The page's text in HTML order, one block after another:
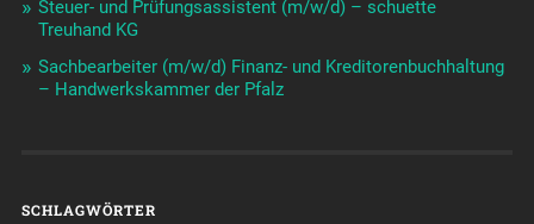
Steuer- und Prüfungsassistent (m/w/d) – schuette
Treuhand KG
Sachbearbeiter (m/w/d) Finanz- und Kreditorenbuchhaltung
– Handwerkskammer der Pfalz
SCHLAGWÖRTER